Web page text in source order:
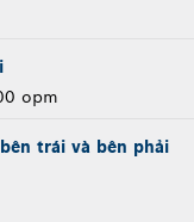
opm
trái và bên phải